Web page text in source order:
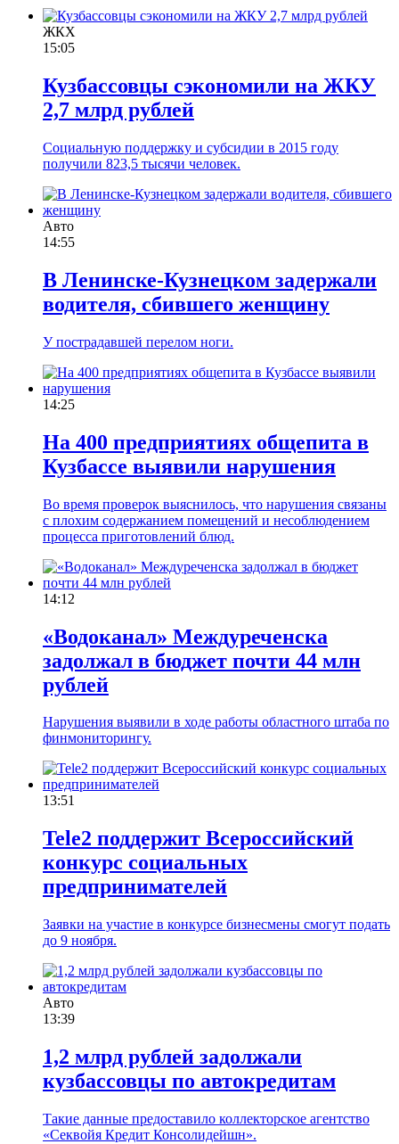
ЖКХ
15:05
Кузбассовцы сэкономили на ЖКУ
2,7 млрд рублей
Социальную поддержку и субсидии в 2015 году
получили 823,5 тысячи человек.
Авто
14:55
В Ленинске-Кузнецком задержали
водителя, сбившего женщину
У пострадавшей перелом ноги.
14:25
На 400 предприятиях общепита в
Кузбассе выявили нарушения
Во время проверок выяснилось, что нарушения связаны
с плохим содержанием помещений и несоблюдением
процесса приготовлений блюд.
14:12
«Водоканал» Междуреченска
задолжал в бюджет почти 44 млн
рублей
Нарушения выявили в ходе работы областного штаба по
финмониторингу.
13:51
Tele2 поддержит Всероссийский
конкурс социальных
предпринимателей
Заявки на участие в конкурсе бизнесмены смогут подать
до 9 ноября.
Авто
13:39
1,2 млрд рублей задолжали
кузбассовцы по автокредитам
Такие данные предоставило коллекторское агентство
«Секвойя Кредит Консолидейшн».